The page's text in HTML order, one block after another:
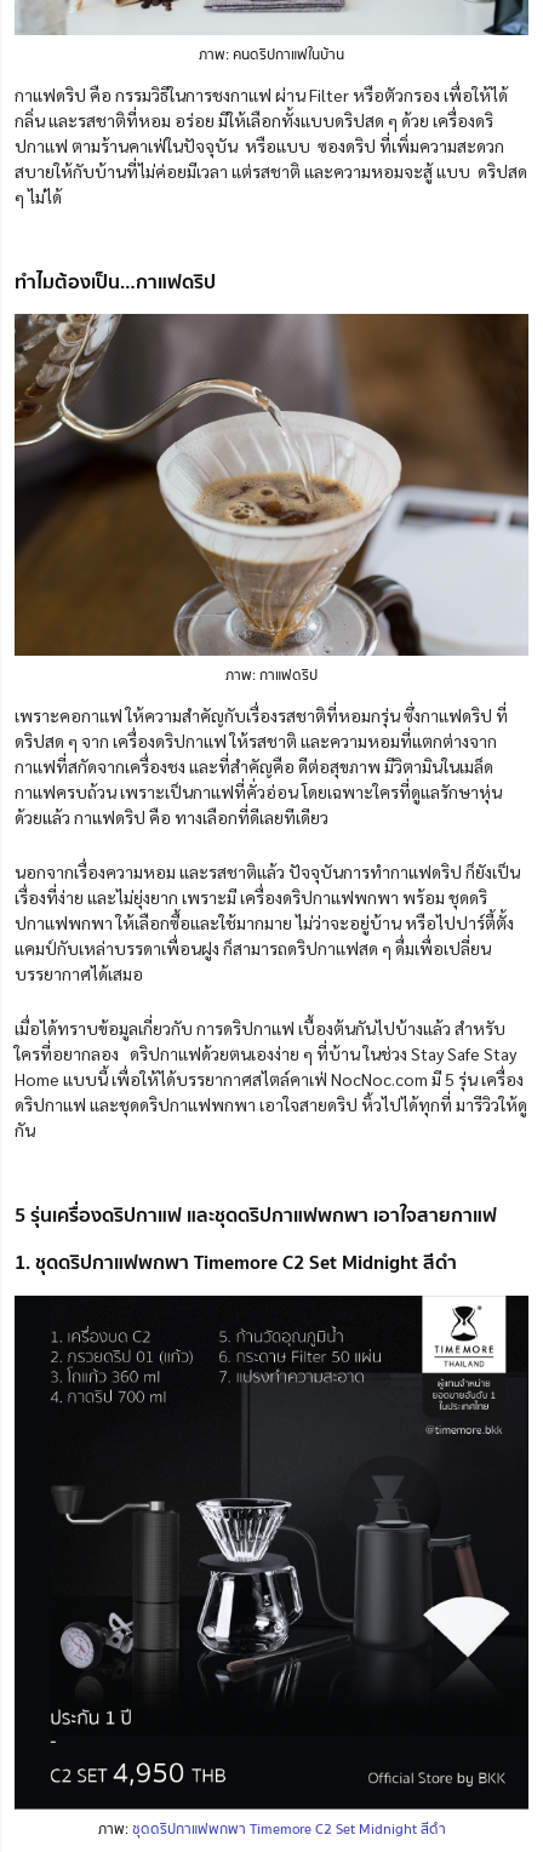
ภาพ: คนดริปกาแฟในบ้าน
กาแฟดริป คือ กรรมวิธีในการชงกาแฟ ผ่าน Filter หรือตัวกรอง เพื่อให้ได้
กลิ่น และรสชาติที่หอม อร่อย มีให้เลือกทั้งแบบดริปสด ๆ ด้วย เครื่องดริ
ปกาแฟ ตามร้านคาเฟ่ในปัจจุบัน หรือแบบ ซองดริป ที่เพิ่มความสะดวก
สบายให้กับบ้านที่ไม่ค่อยมีเวลา แต่รสชาติ และความหอมจะสู้ แบบ ดริปสด
ๆ ไม่ได้
ทำไมต้องเป็น…กาแฟดริป
ภาพ: กาแฟดริป
เพราะคอกาแฟ ให้ความสำคัญกับเรื่องรสชาติที่หอมกรุ่น ซึ่งกาแฟดริป ที่
ดริปสด ๆ จาก เครื่องดริปกาแฟ ให้รสชาติ และความหอมที่แตกต่างจาก
กาแฟที่สกัดจากเครื่องชง และที่สำคัญคือ ดีต่อสุขภาพ มีวิตามินในเมล็ด
กาแฟครบถ้วน เพราะเป็นกาแฟที่คั่วอ่อน โดยเฉพาะใครที่ดูแลรักษาหุ่น
ด้วยแล้ว กาแฟดริป คือ ทางเลือกที่ดีเลยทีเดียว
นอกจากเรื่องความหอม และรสชาติแล้ว ปัจจุบันการทำกาแฟดริป ก็ยังเป็น
เรื่องที่ง่าย และไม่ยุ่งยาก เพราะมี เครื่องดริปกาแฟพกพา พร้อม ชุดดริ
ปกาแฟพกพา ให้เลือกซื้อและใช้มากมาย ไม่ว่าจะอยู่บ้าน หรือไปปาร์ตี้ตั้ง
แคมป์กับเหล่าบรรดาเพื่อนฝูง ก็สามารถดริปกาแฟสด ๆ ดื่มเพื่อเปลี่ยน
บรรยากาศได้เสมอ
เมื่อได้ทราบข้อมูลเกี่ยวกับ การดริปกาแฟ เบื้องต้นกันไปบ้างแล้ว สำหรับ
ใครที่อยากลอง ดริปกาแฟด้วยตนเองง่าย ๆ ที่บ้าน ในช่วง Stay Safe Stay
Home แบบนี้ เพื่อให้ได้บรรยากาศสไตล์คาเฟ่ NocNoc.com มี 5 รุ่น เครื่อง
ดริปกาแฟ และชุดดริปกาแฟพกพา เอาใจสายดริป หิ้วไปได้ทุกที่ มารีวิวให้ดู
กัน
5 รุ่นเครื่องดริปกาแฟ และชุดดริปกาแฟพกพา เอาใจสายกาแฟ
1. ชุดดริปกาแฟพกพา Timemore C2 Set Midnight สีดำ
ภาพ:ชุดดริปกาแฟพกพา Timemore C2 Set Midnight สีดำ